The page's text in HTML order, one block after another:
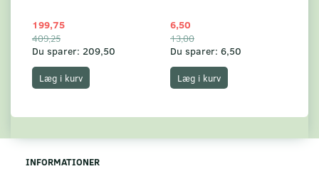
199,75
409,25
Du sparer: 209,50
Læg i kurv
6,50
13,00
Du sparer: 6,50
Læg i kurv
INFORMATIONER